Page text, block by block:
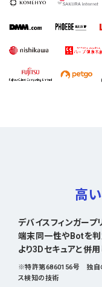
高
デバイスフィンガー
端末同一性やBotを判
より3Dセキュアと併
※特許第6860156号 独自
ス検知の技術